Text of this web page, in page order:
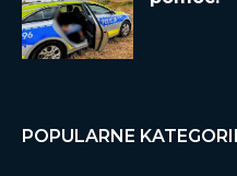
POPULARNE